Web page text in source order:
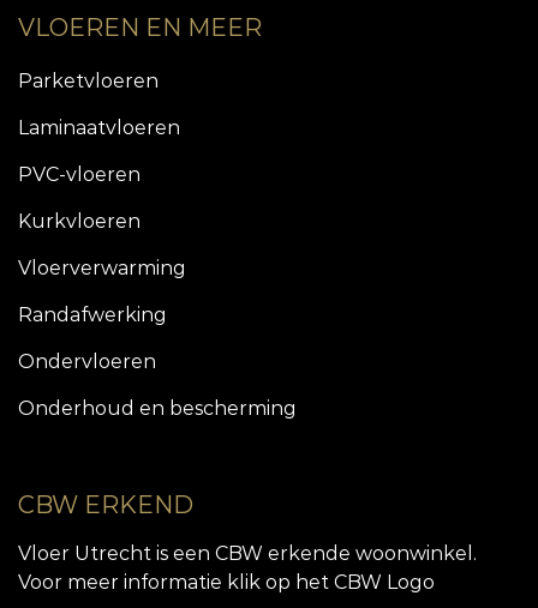
VLOEREN EN MEER
Parketvloeren
Laminaatvloeren
PVC-vloeren
Kurkvloeren
Vloerverwarming
Randafwerking
Ondervloeren
Onderhoud en bescherming
CBW ERKEND
Vloer Utrecht is een CBW erkende woonwinkel.
Voor meer informatie klik op het CBW Logo